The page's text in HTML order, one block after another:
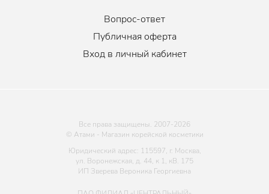
Вопрос-ответ
Публичная оферта
Вход в личный кабинет
Все права защищены. 2007-2026
© Атами - Магазин корейской косметики
Юридический адрес: 115597, г. Москва,
ул. Воронежская, д. 44, к 1, кВ. 175
ИП Зверева Вероника Георгиевна